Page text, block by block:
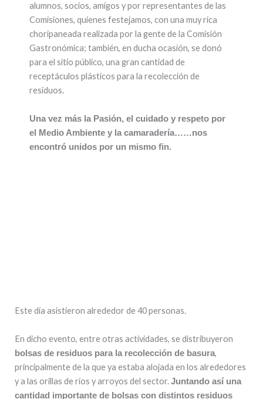
alumnos, socios, amigos y por representantes de las
Comisiones, quienes festejamos, con una muy rica
choripaneada realizada por la gente de la Comisión
Gastronómica; también, en ducha ocasión, se donó
para el sitio público, una gran cantidad de
receptáculos plásticos para la recolección de
residuos.
Una vez más la Pasión, el cuidado y respeto por
el Medio Ambiente y la camaradería……nos
encontró unidos por un mismo fin.
Este día asistieron alrededor de 40 personas.
En dicho evento, entre otras actividades, se distribuyeron
bolsas de residuos para la recolección de basura,
principalmente de la que ya estaba alojada en los alrededores
y a las orillas de ríos y arroyos del sector.Juntando así una
cantidad importante de bolsas con distintos residuos